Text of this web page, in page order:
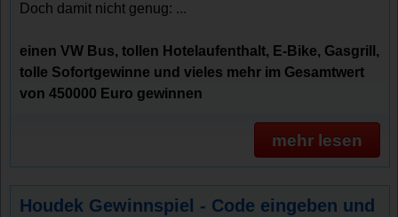
Doch damit nicht genug: ...
einen VW Bus, tollen Hotelaufenthalt, E-Bike, Gasgrill,
tolle Sofortgewinne und vieles mehr im Gesamtwert
von 450000 Euro gewinnen
mehr lesen
Houdek Gewinnspiel - Code eingeben und